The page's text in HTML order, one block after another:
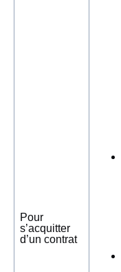
Pour
s’acquitter
d’un contrat